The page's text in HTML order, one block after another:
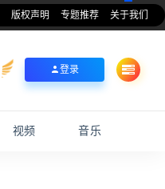
版权声明 专题推荐 关于我们
登录
视频 音乐